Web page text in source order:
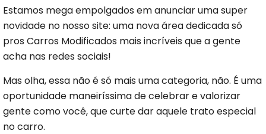
Estamos mega empolgados em anunciar uma super
novidade no nosso site: uma nova área dedicada só
pros Carros Modificados mais incríveis que a gente
acha nas redes sociais!
Mas olha, essa não é só mais uma categoria, não. É uma
oportunidade maneiríssima de celebrar e valorizar
gente como você, que curte dar aquele trato especial
no carro.